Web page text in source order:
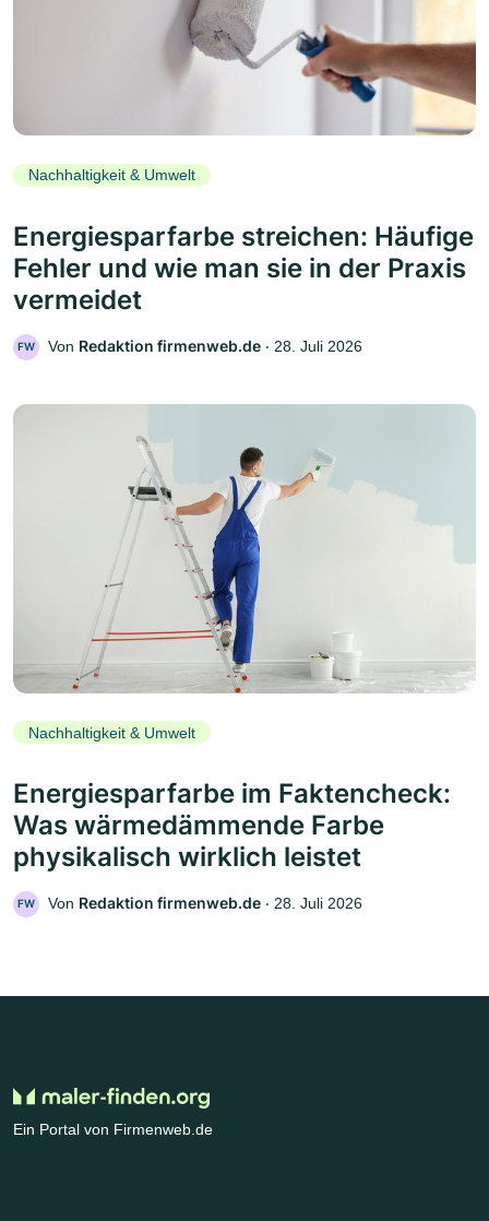
Nachhaltigkeit & Umwelt
Energiesparfarbe streichen: Häufige
Fehler und wie man sie in der Praxis
vermeidet
FW Von Redaktion firmenweb.de ‧ 28. Juli 2026
Nachhaltigkeit & Umwelt
Energiesparfarbe im Faktencheck:
Was wärmedämmende Farbe
physikalisch wirklich leistet
FW Von Redaktion firmenweb.de ‧ 28. Juli 2026
Ein Portal von Firmenweb.de